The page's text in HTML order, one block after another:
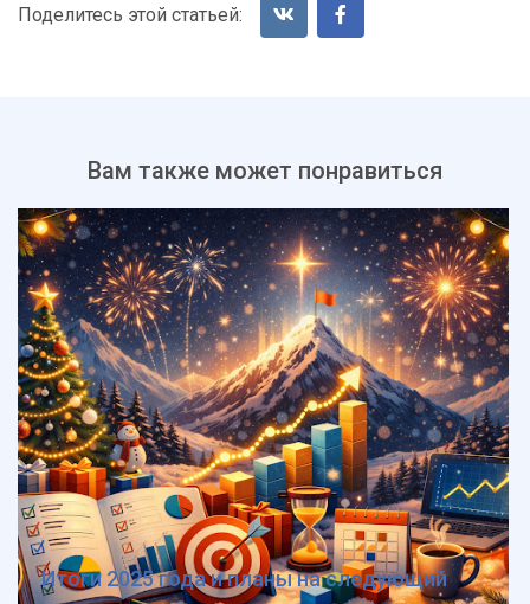
Поделитесь этой статьей:
Вам также может понравиться
Итоги 2025 года и планы на следующий